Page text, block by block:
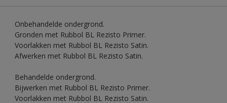
Onbehandelde ondergrond.
Gronden met Rubbol BL Rezisto Primer.
Voorlakken met Rubbol BL Rezisto Satin.
Afwerken met Rubbol BL Rezisto Satin.
Behandelde ondergrond.
Bijwerken met Rubbol BL Rezisto Primer.
Voorlakken met Rubbol BL Rezisto Satin.